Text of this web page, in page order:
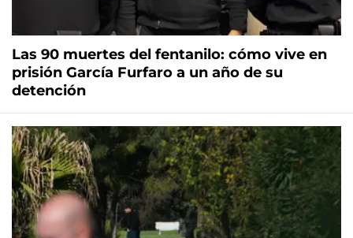
Las 90 muertes del fentanilo: cómo vive en
prisión García Furfaro a un año de su
detención